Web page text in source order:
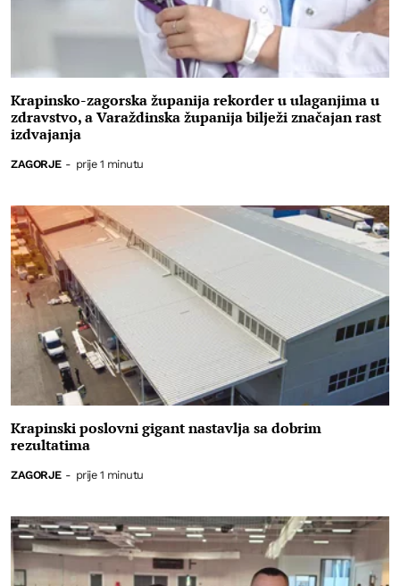
Krapinsko-zagorska županija rekorder u ulaganjima u
zdravstvo, a Varaždinska županija bilježi značajan rast
izdvajanja
ZAGORJE - prije 1 minutu
Krapinski poslovni gigant nastavlja sa dobrim
rezultatima
ZAGORJE - prije 1 minutu